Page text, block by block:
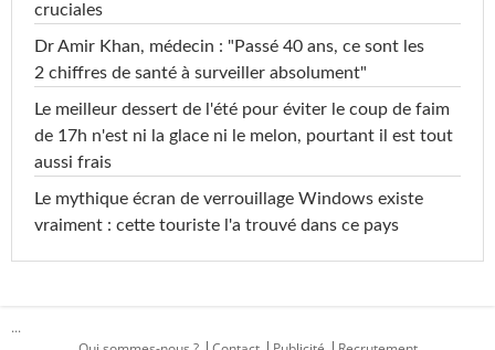
cruciales
Dr Amir Khan, médecin : "Passé 40 ans, ce sont les
2 chiffres de santé à surveiller absolument"
Le meilleur dessert de l'été pour éviter le coup de faim
de 17h n'est ni la glace ni le melon, pourtant il est tout
aussi frais
Le mythique écran de verrouillage Windows existe
vraiment : cette touriste l'a trouvé dans ce pays
...